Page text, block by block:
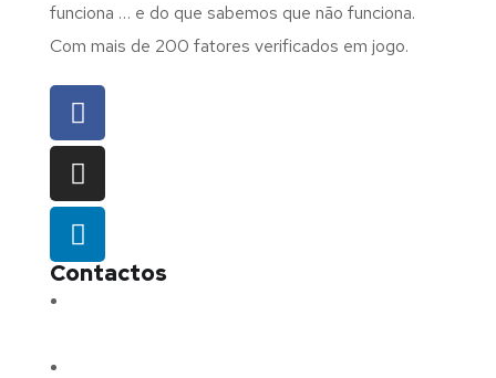
funciona … e do que sabemos que não funciona.
Com mais de 200 fatores verificados em jogo.
Contactos